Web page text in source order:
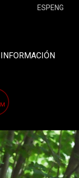
INFORMACIÓN
M
ESPENG